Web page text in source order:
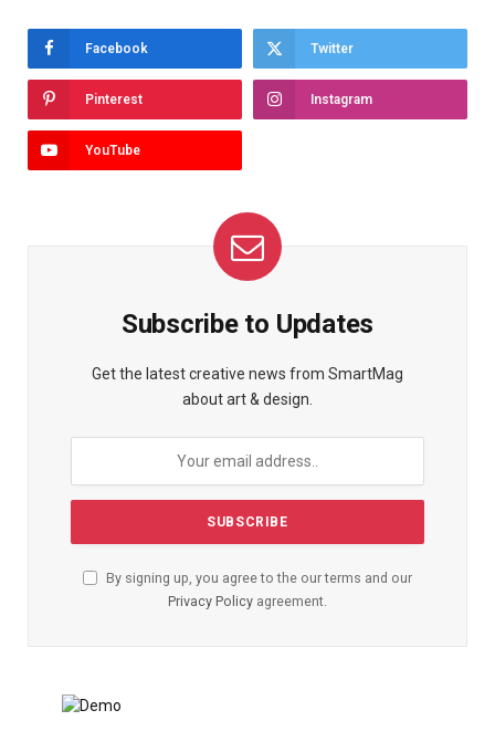
Facebook Twitter
Pinterest Instagram
YouTube
Subscribe to Updates
Get the latest creative news from SmartMag
about art & design.
By signing up, you agree to the our terms and our
Privacy Policy agreement.